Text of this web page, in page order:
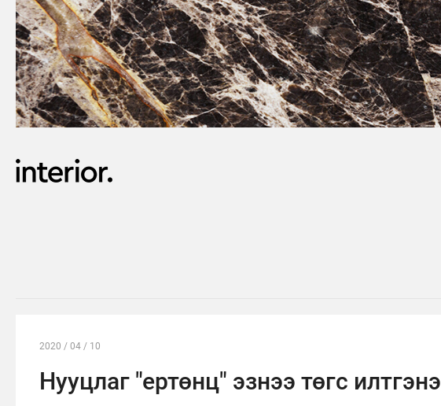
2020 / 04 / 10
Нууцлаг "ертөнц" эзнээ төгс илтгэнэ